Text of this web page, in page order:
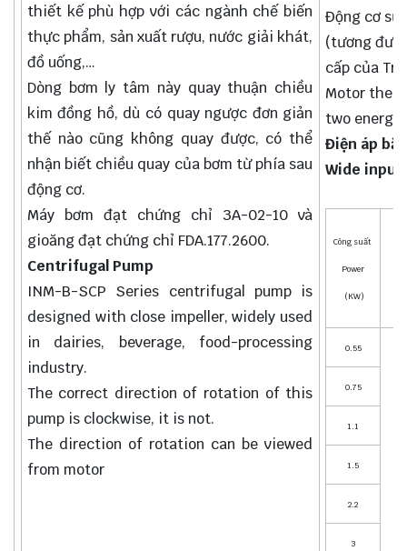
thiết kế phù hợp với các ngành chế biến
thực phẩm, sản xuất rượu, nước giải khát,
đồ uống,…
Dòng bơm ly tâm này quay thuận chiều
kim đồng hồ, dù có quay ngược đơn giản
thế nào cũng không quay được, có thể
nhận biết chiều quay của bơm từ phía sau
động cơ.
Máy bơm đạt chứng chỉ 3A-02-10 và
gioăng đạt chứng chỉ FDA.177.2600.
Centrifugal Pump
INM-B-SCP Series centrifugal pump is
designed with close impeller, widely used
in dairies, beverage, food-processing
industry.
The correct direction of rotation of this
pump is clockwise, it is not.
The direction of rotation can be viewed
from motor
Động cơ sử
(tương
cấp của
Motor the
two energy
Điện áp
Wide
Công suất
Power
(KW)
0.55
0.75
1.1
1.5
2.2
3